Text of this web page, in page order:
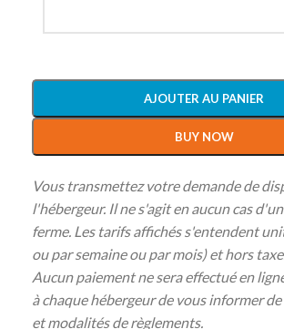
AJOUTER AU PANIER
BUY NOW
Vous transmettez votre demande de
l'hébergeur. Il ne s'agit en aucun cas
ferme. Les tarifs affichés s'entendent
ou par semaine ou par mois) et hors
Aucun paiement ne sera effectué en
à chaque hébergeur de vous informer
et modalités de règlements.